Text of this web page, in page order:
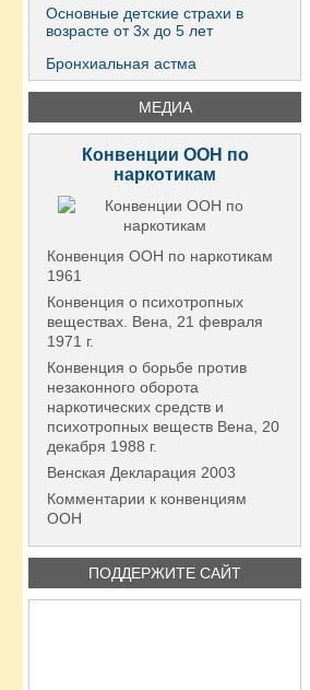
Основные детские страхи в
возрасте от 3х до 5 лет
Бронхиальная астма
МЕДИА
Конвенции ООН по
наркотикам
Конвенция ООН по наркотикам
1961
Конвенция о психотропных
веществах. Вена, 21 февраля
1971 г.
Конвенция о борьбе против
незаконного оборота
наркотических средств и
психотропных веществ Вена, 20
декабря 1988 г.
Венская Декларация 2003
Комментарии к конвенциям
ООН
ПОДДЕРЖИТЕ САЙТ